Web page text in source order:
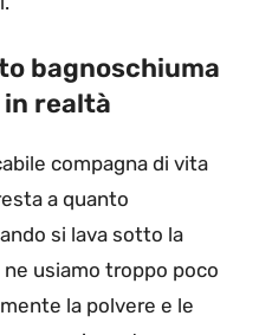
bagnoschiuma
realtà
compagna di vita
a quanto
si lava sotto la
usiamo troppo poco
la polvere e le